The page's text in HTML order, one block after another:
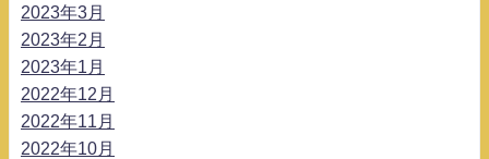
2023年3月
2023年2月
2023年1月
2022年12月
2022年11月
2022年10月